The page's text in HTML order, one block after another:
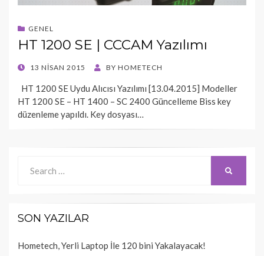
GENEL
HT 1200 SE | CCCAM Yazılımı
POSTED13 NISAN 2015 BY HOMETECH
HT 1200 SE Uydu Alıcısı Yazılımı [13.04.2015] Modeller
HT 1200 SE – HT 1400 – SC 2400 Güncelleme Biss key
düzenleme yapıldı. Key dosyası…
for:
SON YAZILAR
Hometech, Yerli Laptop İle 120 bini Yakalayacak!